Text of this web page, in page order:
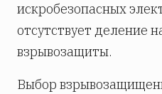
искробезопасных
отсутствует деление
взрывозащиты.
Выбор